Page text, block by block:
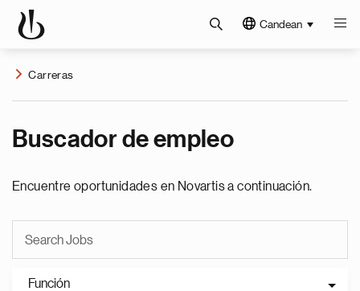
Candean
Carreras
Buscador de empleo
Encuentre oportunidades en Novartis a continuación.
Función